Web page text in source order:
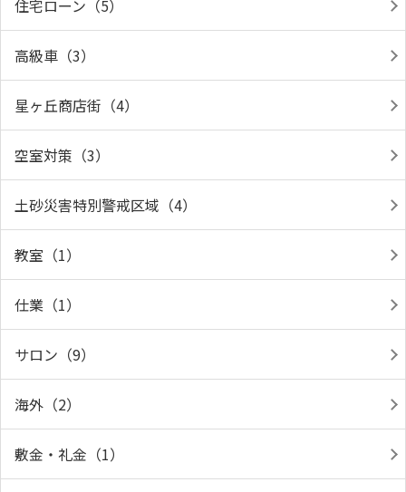
住宅ローン（5）
高級車（3）
星ヶ丘商店街（4）
空室対策（3）
土砂災害特別警戒区域（4）
教室（1）
仕業（1）
サロン（9）
海外（2）
敷金・礼金（1）